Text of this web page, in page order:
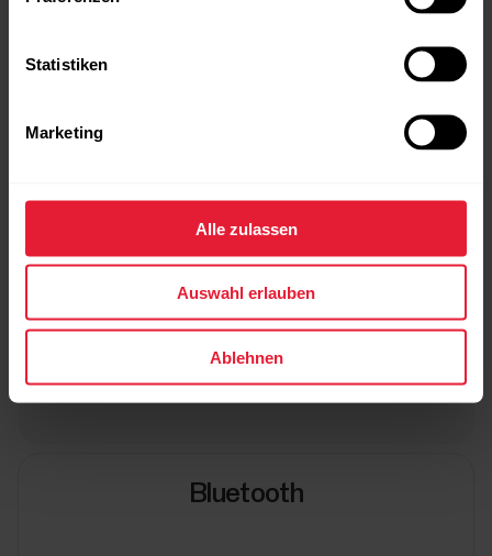
Statistiken
Marketing
Alle zulassen
Auswahl erlauben
Ablehnen
Bluetooth